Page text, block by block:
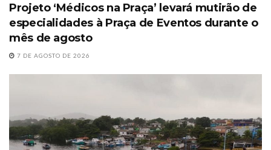
Projeto ‘Médicos na Praça’ levará mutirão de
especialidades à Praça de Eventos durante o
mês de agosto
7 DE AGOSTO DE 2026